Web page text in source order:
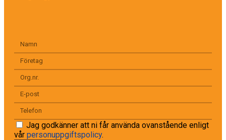
Jag godkänner att ni får använda ovanstående enligt
vår personuppgiftspolicy.